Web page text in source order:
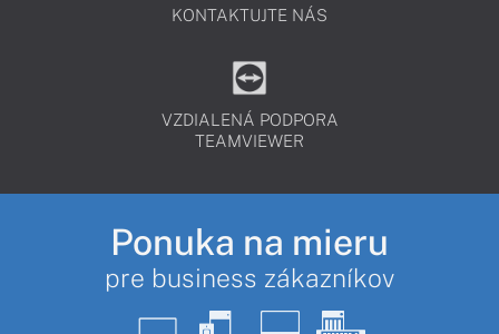
KONTAKTUJTE NÁS
VZDIALENÁ PODPORA
TEAMVIEWER
Ponuka na mieru
pre business zákazníkov